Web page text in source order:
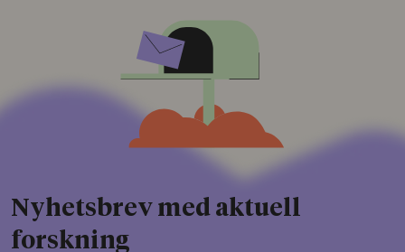
Nyhetsbrev med aktuell
forskning